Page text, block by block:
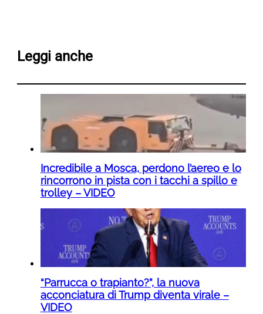
Leggi anche
Incredibile a Mosca, perdono l’aereo e lo
rincorrono in pista con i tacchi a spillo e
trolley – VIDEO
“Parrucca o trapianto?”, la nuova
acconciatura di Trump diventa virale –
VIDEO